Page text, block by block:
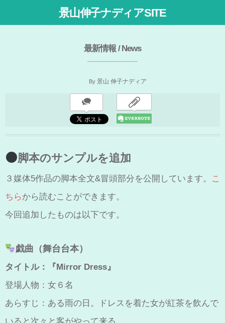
景山伸子ナディアSITE
最新情報 / News
By 景山 伸子ナディア
脚本のサンプルを追加
３媒体5作品の脚本全文&冒頭部分を公開しています。
こ
ちらから読むことができます。
今回追加したものは以下です。
戯曲（舞台台本）
タイトル：『Mirror Dress』
登場人物：女６名
あらすじ：ある雨の日。ドレスを着た女が紅茶を飲んで